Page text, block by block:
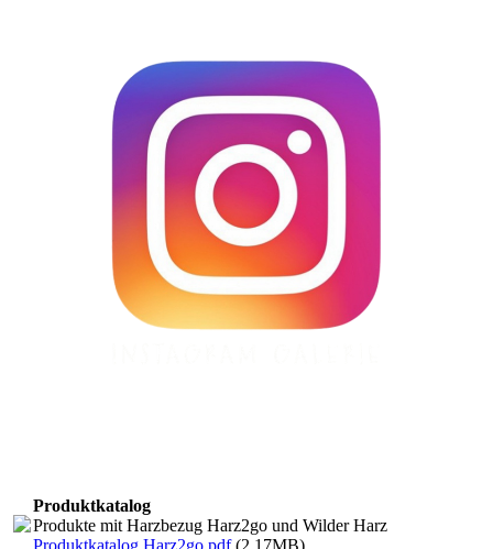
Produktkatalog
Produkte mit Harzbezug Harz2go und Wilder Harz
Produktkatalog Harz2go.pdf(2.17MB)